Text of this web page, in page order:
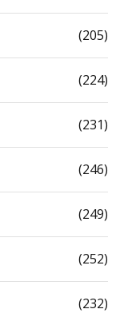
(205)
(224)
(231)
(246)
(249)
(252)
(232)